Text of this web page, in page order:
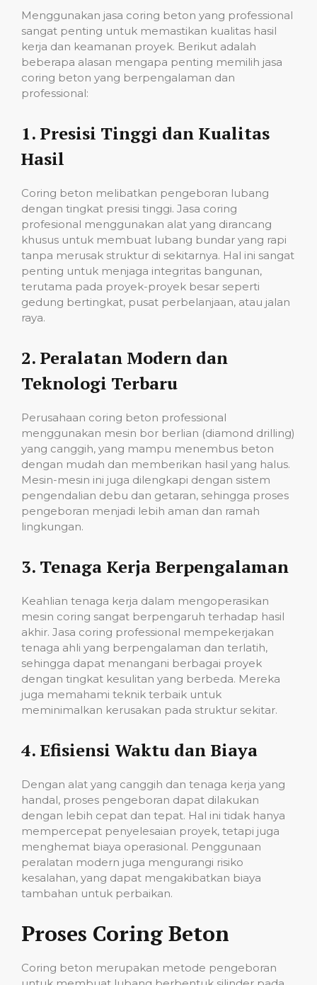
Menggunakan jasa coring beton yang professional
sangat penting untuk memastikan kualitas hasil
kerja dan keamanan proyek. Berikut adalah
beberapa alasan mengapa penting memilih jasa
coring beton yang berpengalaman dan
professional:
1. Presisi Tinggi dan Kualitas
Hasil
Coring beton melibatkan pengeboran lubang
dengan tingkat presisi tinggi. Jasa coring
profesional menggunakan alat yang dirancang
khusus untuk membuat lubang bundar yang rapi
tanpa merusak struktur di sekitarnya. Hal ini sangat
penting untuk menjaga integritas bangunan,
terutama pada proyek-proyek besar seperti
gedung bertingkat, pusat perbelanjaan, atau jalan
raya.
2. Peralatan Modern dan
Teknologi Terbaru
Perusahaan coring beton professional
menggunakan mesin bor berlian (diamond drilling)
yang canggih, yang mampu menembus beton
dengan mudah dan memberikan hasil yang halus.
Mesin-mesin ini juga dilengkapi dengan sistem
pengendalian debu dan getaran, sehingga proses
pengeboran menjadi lebih aman dan ramah
lingkungan.
3. Tenaga Kerja Berpengalaman
Keahlian tenaga kerja dalam mengoperasikan
mesin coring sangat berpengaruh terhadap hasil
akhir. Jasa coring professional mempekerjakan
tenaga ahli yang berpengalaman dan terlatih,
sehingga dapat menangani berbagai proyek
dengan tingkat kesulitan yang berbeda. Mereka
juga memahami teknik terbaik untuk
meminimalkan kerusakan pada struktur sekitar.
4. Efisiensi Waktu dan Biaya
Dengan alat yang canggih dan tenaga kerja yang
handal, proses pengeboran dapat dilakukan
dengan lebih cepat dan tepat. Hal ini tidak hanya
mempercepat penyelesaian proyek, tetapi juga
menghemat biaya operasional. Penggunaan
peralatan modern juga mengurangi risiko
kesalahan, yang dapat mengakibatkan biaya
tambahan untuk perbaikan.
Proses Coring Beton
Coring beton merupakan metode pengeboran